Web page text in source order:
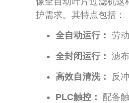
护需求。其特点包括：
全自动运行： 劳
全封闭运行： 滤
高效自清洗： 反
PLC触控： 配备